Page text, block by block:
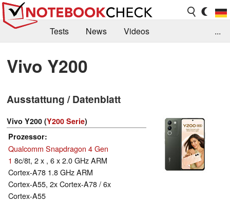
Tests News
Videos
Kaufberatung
Deals
Forum
...
Vivo Y200
Ausstattung / Datenblatt
Vivo Y200 (Y200 Serie)
Prozessor
Qualcomm Snapdragon 4 Gen
1 8c/8t, 2 x , 6 x 2.0 GHz ARM
Cortex-A78 1.8 GHz ARM
Cortex-A55, 2x Cortex-A78 / 6x
Cortex-A55